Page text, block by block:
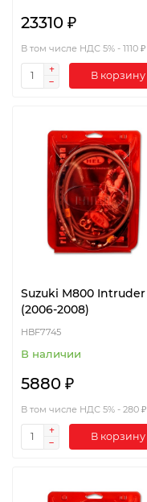
23310 ₽
В том числе НДС 5% - 1110 ₽
В корзину
Suzuki M800 Intruder
(2006-2008)
HBF7745
В наличии
5880 ₽
В том числе НДС 5% - 280 ₽
В корзину